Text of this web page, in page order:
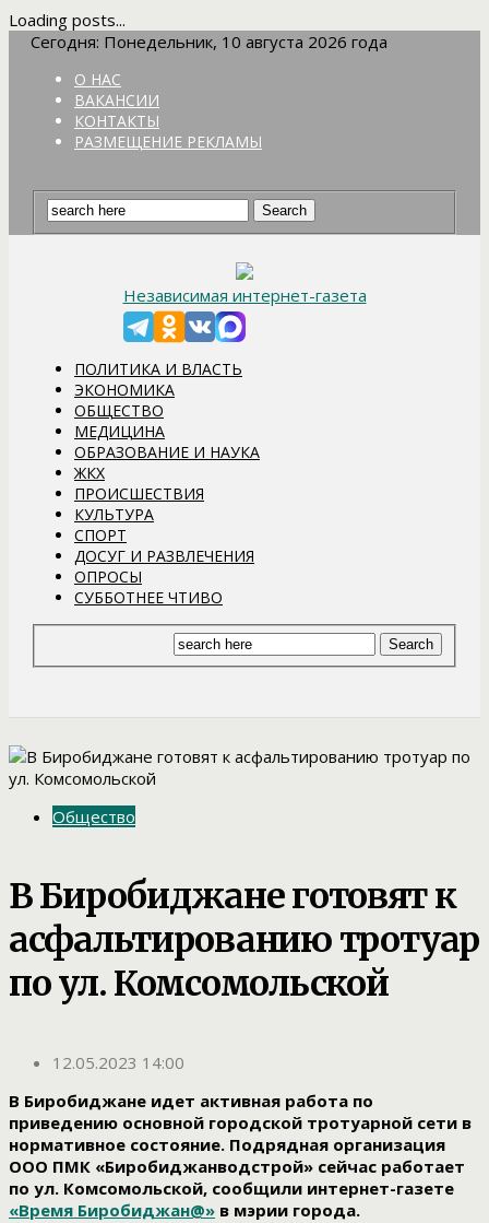
Loading posts...
Сегодня: Понедельник, 10 августа 2026 года
О НАС
ВАКАНСИИ
КОНТАКТЫ
РАЗМЕЩЕНИЕ РЕКЛАМЫ
Независимая интернет-газета
ПОЛИТИКА И ВЛАСТЬ
ЭКОНОМИКА
ОБЩЕСТВО
МЕДИЦИНА
ОБРАЗОВАНИЕ И НАУКА
ЖКХ
ПРОИСШЕСТВИЯ
КУЛЬТУРА
СПОРТ
ДОСУГ И РАЗВЛЕЧЕНИЯ
ОПРОСЫ
СУББОТНЕЕ ЧТИВО
Общество
В Биробиджане готовят к
асфальтированию тротуар
по ул. Комсомольской
12.05.2023 14:00
В Биробиджане идет активная работа по
приведению основной городской тротуарной сети в
нормативное состояние. Подрядная организация
ООО ПМК «Биробиджанводстрой» сейчас работает
по ул. Комсомольской, сообщили интернет-газете
«Время Биробиджан@» в мэрии города.